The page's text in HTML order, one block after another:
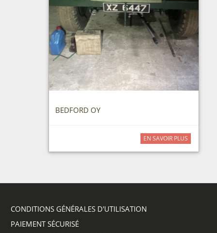
BEDFORD OY
EN SAVOIR PLUS
CONDITIONS GÉNÉRALES D'UTILISATION
PAIEMENT SÉCURISÉ